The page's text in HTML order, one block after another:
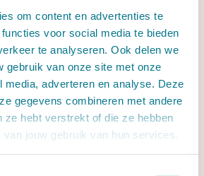
om content en advertenties te
voor social media te bieden
te analyseren. Ook delen we
gebruik van onze site met onze
media, adverteren en analyse. Deze
gegevens combineren met andere
ze hebt verstrekt of die ze hebben
jouw gebruik van hun services.